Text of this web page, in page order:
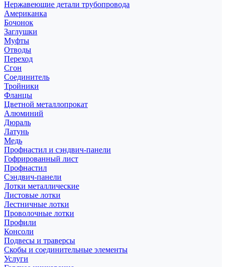
Нержавеющие детали трубопровода
Американка
Бочонок
Заглушки
Муфты
Отводы
Переход
Сгон
Соединитель
Тройники
Фланцы
Цветной металлопрокат
Алюминий
Дюраль
Латунь
Медь
Профнастил и сэндвич-панели
Гофрированный лист
Профнастил
Сэндвич-панели
Лотки металлические
Листовые лотки
Лестничные лотки
Проволочные лотки
Профили
Консоли
Подвесы и траверсы
Скобы и соединительные элементы
Услуги